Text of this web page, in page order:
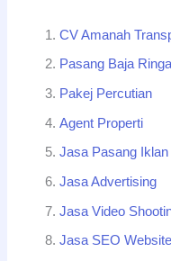
CV Amanah
Pasang Baja
Pakej Percutian
Agent Properti
Jasa Pasang
Jasa Advertising
Jasa Video
Jasa SEO Website